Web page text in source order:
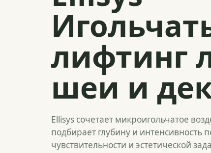
лифтинг
шеи и
Ellisys сочетает микроигольчатое
подбирает глубину и интенсивность
чувствительности и эстетической